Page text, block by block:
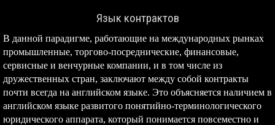
Язык контрактов
В данной парадигме, работающие на международных рынках
промышленные, торгово-посреднические, финансовые,
сервисные и венчурные компании, и в том числе из
дружественных стран, заключают между собой контракты
почти всегда на английском языке. Это объясняется наличием в
английском языке развитого понятийно-терминологического
юридического аппарата, который понимается повсеместно и